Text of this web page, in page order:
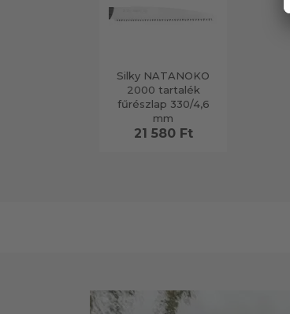
Silky NATANOKO
2000 tartalék
fűrészlap 330/4,6
mm
21 580 Ft